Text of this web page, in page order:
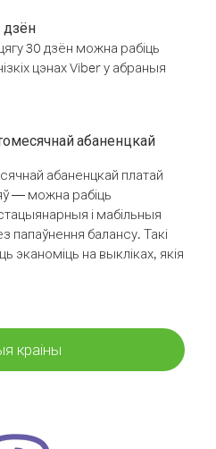
30 дзён можна рабіць
цэнах Viber у абраныя
абаненцкай
абаненцкай платай
— можна рабіць
і мабільныя
папаўнення балансу. Такі
на выкліках, якія
краіны